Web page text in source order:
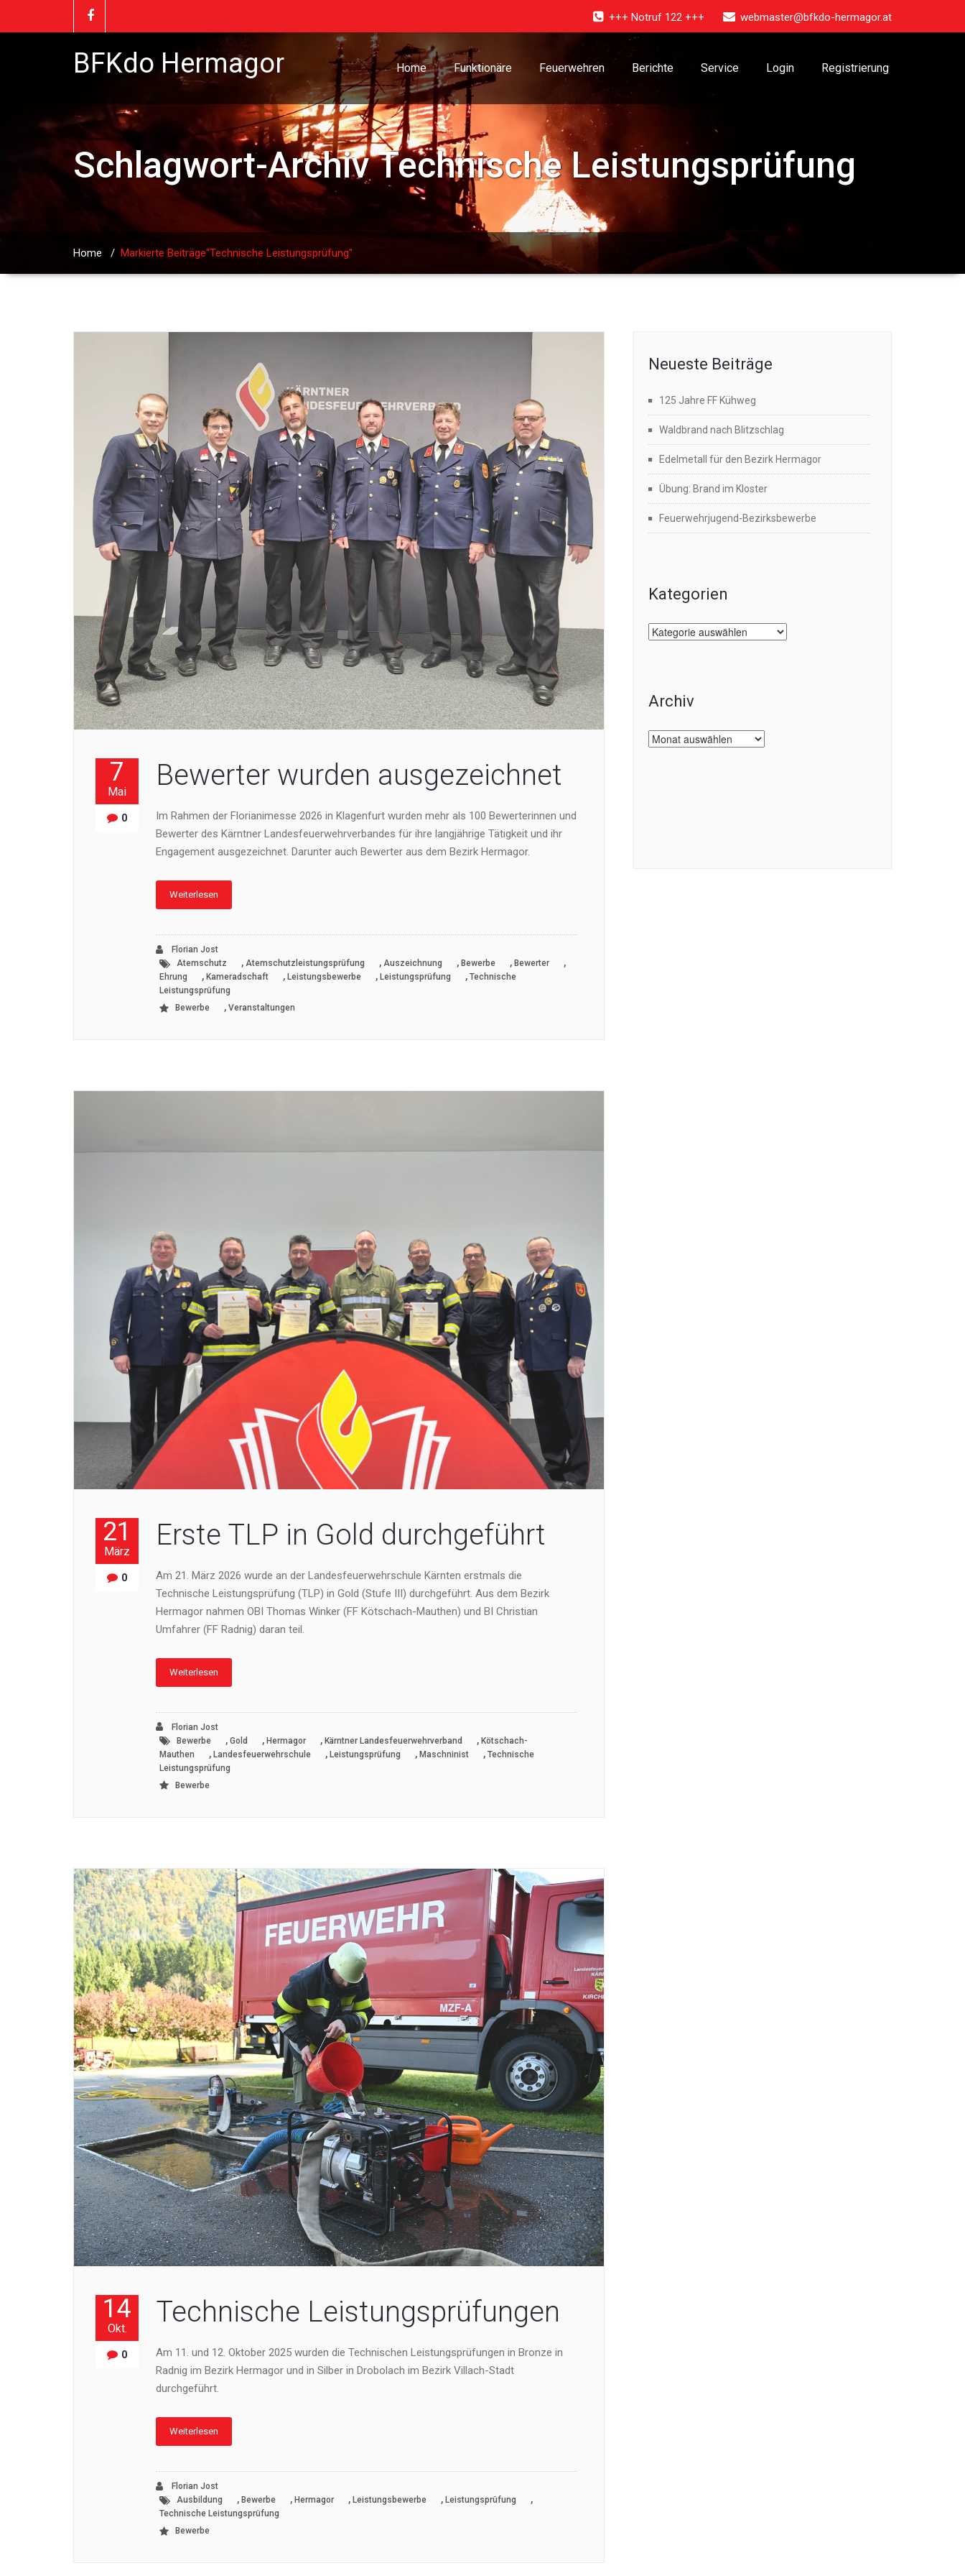
+++ Notruf 122 +++ webmaster@bfkdo-hermagor.at
BFKdo Hermagor Home Funktionäre Feuerwehren Berichte Service Login Registrierung
Schlagwort-ArchivTechnische Leistungsprüfung
Home / Markierte Beiträge"Technische Leistungsprüfung"
7
Mai
0
Bewerter wurden ausgezeichnet
Im Rahmen der Florianimesse 2026 in Klagenfurt wurden mehr als 100 Bewerterinnen und
Bewerter des Kärntner Landesfeuerwehrverbandes für ihre langjährige Tätigkeit und ihr
Engagement ausgezeichnet. Darunter auch Bewerter aus dem Bezirk Hermagor.
Weiterlesen
Florian Jost
Atemschutz
, Atemschutzleistungsprüfung , Auszeichnung , Bewerbe , Bewerter ,
Ehrung , Kameradschaft , Leistungsbewerbe , Leistungsprüfung , Technische
Leistungsprüfung
Bewerbe
, Veranstaltungen
21
März
0
Erste TLP in Gold durchgeführt
Am 21. März 2026 wurde an der Landesfeuerwehrschule Kärnten erstmals die
Technische Leistungsprüfung (TLP) in Gold (Stufe III) durchgeführt. Aus dem Bezirk
Hermagor nahmen OBI Thomas Winker (FF Kötschach-Mauthen) und BI Christian
Umfahrer (FF Radnig) daran teil.
Weiterlesen
Florian Jost
Bewerbe
, Gold , Hermagor , Kärntner Landesfeuerwehrverband , Kötschach-
Mauthen
, Landesfeuerwehrschule , Leistungsprüfung , Maschninist , Technische
Leistungsprüfung
Bewerbe
14
Okt.
0
Technische Leistungsprüfungen
Am 11. und 12. Oktober 2025 wurden die Technischen Leistungsprüfungen in Bronze in
Radnig im Bezirk Hermagor und in Silber in Drobolach im Bezirk Villach-Stadt
durchgeführt.
Weiterlesen
Florian Jost
Ausbildung
, Bewerbe , Hermagor , Leistungsbewerbe , Leistungsprüfung ,
Technische Leistungsprüfung
Bewerbe
Neueste Beiträge
125 Jahre FF Kühweg
Waldbrand nach Blitzschlag
Edelmetall für den Bezirk Hermagor
Übung: Brand im Kloster
Feuerwehrjugend-Bezirksbewerbe
Kategorien
Kategorien
Archiv
Archiv